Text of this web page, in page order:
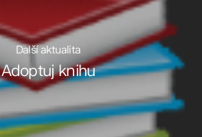
Další aktualita
Adoptuj knihu